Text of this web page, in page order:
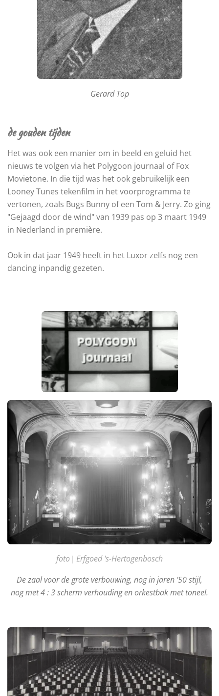
Gerard Top
de gouden tijden
Het was ook een manier om in beeld en geluid het
nieuws te volgen via het Polygoon journaal of Fox
Movietone. In die tijd was het ook gebruikelijk een
Looney Tunes tekenfilm in het voorprogramma te
vertonen, zoals Bugs Bunny of een Tom & Jerry. Zo ging
"Gejaagd door de wind" van 1939 pas op 3 maart 1949
in Nederland in première.
Ook in dat jaar 1949 heeft in het Luxor zelfs nog een
dancing inpandig gezeten.
foto| Erfgoed 's-Hertogenbosch
De zaal voor de grote verbouwing, nog in jaren '50 stijl,
nog met 4 : 3 scherm verhouding en orkestbak met toneel.